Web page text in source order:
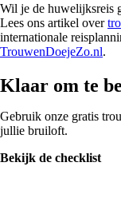
Wil je de huwelijksreis
Lees ons artikel over
internationale
TrouwenDoejeZo.nl.
Klaar om te
Gebruik onze gratis
jullie bruiloft.
Bekijk de checklist